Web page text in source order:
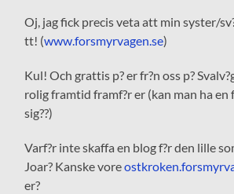
Oj, jag fick precis veta att min syster/
tt! (www.forsmyrvagen.se)
Kul! Och grattis p? er fr?n oss p?
rolig framtid framf?r er (kan man ha
sig??)
Varf?r inte skaffa en blog f?r den lille
Joar? Kanske vore
er?